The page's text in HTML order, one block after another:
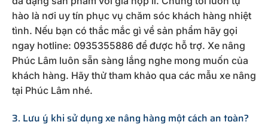
hào là nơi uy tín phục vụ chăm sóc khách hàng nhiệt
tình. Nếu bạn có thắc mắc gì về sản phẩm hãy gọi
ngay hotline: 0935355886 để được hỗ trợ. Xe nâng
Phúc Lâm luôn sẵn sàng lắng nghe mong muốn của
khách hàng. Hãy thử tham khảo qua các mẫu xe nâng
tại Phúc Lâm nhé.
3. Lưu ý khi sử dụng xe nâng hàng một cách an toàn?